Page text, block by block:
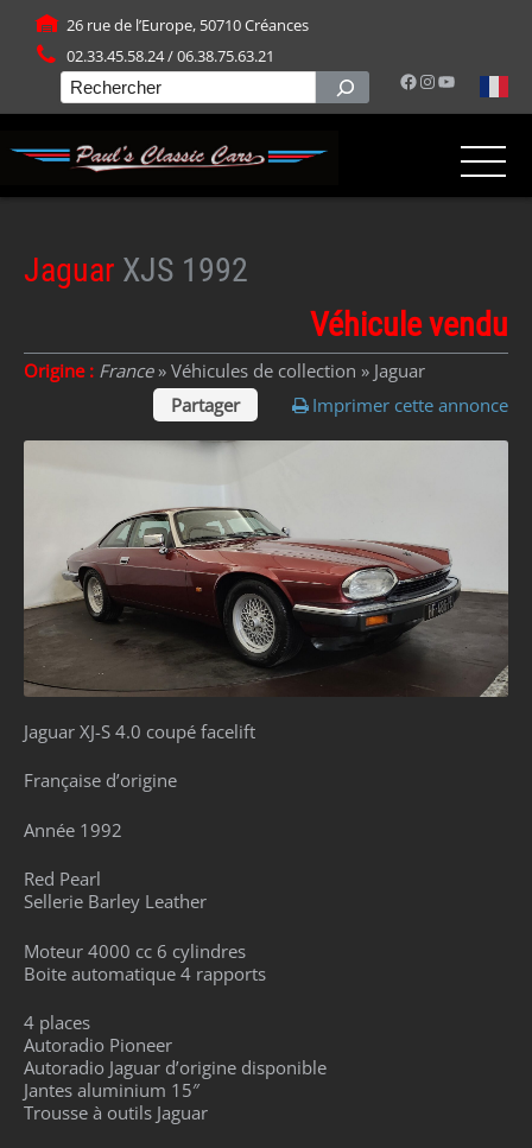
26 rue de l’Europe, 50710 Créances
02.33.45.58.24 / 06.38.75.63.21
Facebook
Instagram
YouTube
Rechercher
Jaguar XJS 1992
Véhicule vendu
Origine : France» Véhicules de collection » Jaguar
Partager
Imprimer cette annonce
Jaguar XJ-S 4.0 coupé facelift
Française d’origine
Année 1992
Red Pearl
Sellerie Barley Leather
Moteur 4000 cc 6 cylindres
Boite automatique 4 rapports
4 places
Autoradio Pioneer
Autoradio Jaguar d’origine disponible
Jantes aluminium 15″
Trousse à outils Jaguar
Panneau de gestion des cookies